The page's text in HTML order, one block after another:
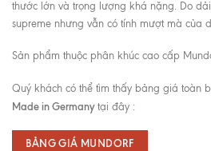
thước lớn và trọng lượng khá nặng. Do
supreme nhưng vẫn có tính mượt mà của
Sản phẩm thuộc phân khúc cao cấp
Quý khách có thể tìm thấy bảng giá toàn
Made in Germanytại đây :
BẢNG GIÁ MUNDORF